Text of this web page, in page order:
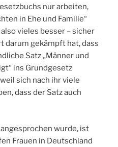
nur arbeiten,
in Ehe und Familie“
vieles besser – sicher
darum gekämpft hat, dass
Satz „Männer und
ins Grundgesetz
sich nach ihr viele
dass der Satz auch
wurde, ist
Frauen in Deutschland